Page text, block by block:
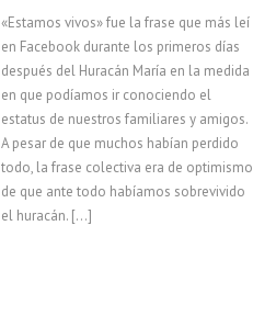
«Estamos vivos» fue la frase que más leí
en Facebook durante los primeros días
después del Huracán María en la medida
en que podíamos ir conociendo el
estatus de nuestros familiares y amigos.
A pesar de que muchos habían perdido
todo, la frase colectiva era de optimismo
de que ante todo habíamos sobrevivido
el huracán. […]